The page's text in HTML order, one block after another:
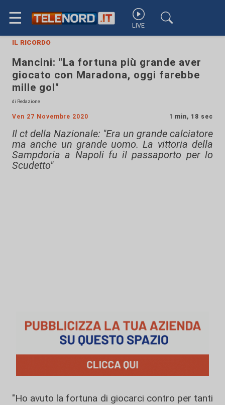
☰ LIVE
il ricordo
Mancini: "La fortuna più grande aver
giocato con Maradona, oggi farebbe
mille gol"
di Redazione
Ven 27 Novembre 2020 1 min, 18 sec
Il ct della Nazionale: "Era un grande calciatore
ma anche un grande uomo. La vittoria della
Sampdoria a Napoli fu il passaporto per lo
Scudetto"
"Ho avuto la fortuna di giocarci contro per tanti